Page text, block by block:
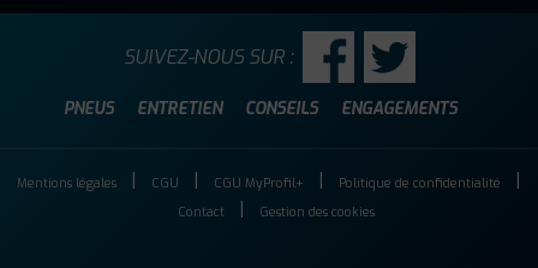
PNEUS ENTRETIEN CONSEILS ENGAGEMENTS
SUIVEZ-NOUS SUR :
Mentions légales CGU CGU MyProfil+
Politique de confidentialité
Contact
Gestion des cookies